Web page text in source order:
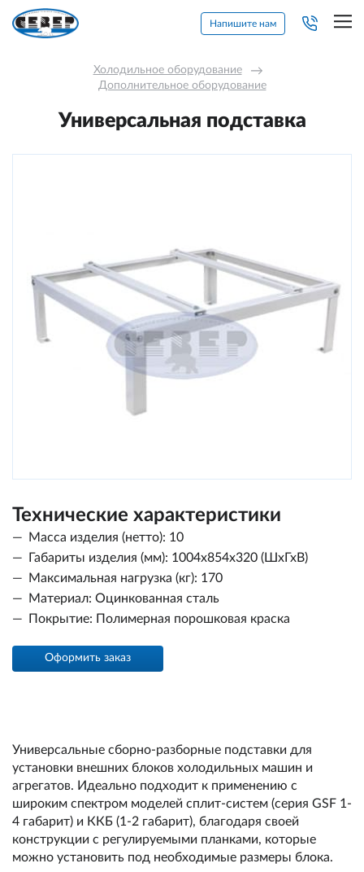
Напишите нам
Холодильное оборудование →
Дополнительное оборудование
Универсальная подставка
Технические характеристики
Масса изделия (нетто): 10
Габариты изделия (мм): 1004х854х320 (ШхГхВ)
Максимальная нагрузка (кг): 170
Материал: Оцинкованная сталь
Покрытие: Полимерная порошковая краска
Оформить заказ
Универсальные сборно-разборные подставки для
установки внешних блоков холодильных машин и
агрегатов. Идеально подходит к применению с
широким спектром моделей сплит-систем (серия GSF 1-
4 габарит) и ККБ (1-2 габарит), благодаря своей
конструкции с регулируемыми планками, которые
можно установить под необходимые размеры блока.